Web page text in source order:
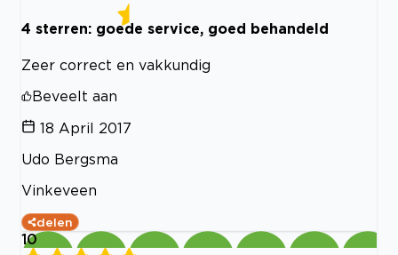
4 sterren: goede service, goed behandeld
Zeer correct en vakkundig
Beveelt aan
18 April 2017
Udo Bergsma
Vinkeveen
delen
10